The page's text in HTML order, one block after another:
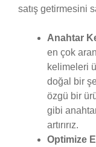
satış getirmesini
Anahtar
en çok
kelimeleri
doğal bir
özgü bir
gibi
artırırız.
Optimize